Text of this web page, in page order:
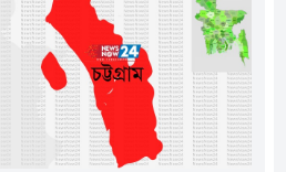
উরু থেকে পুরোপুরি বিচ্ছিন্ন হয়ে যায়।
(৬ আগস্ট) রাত ১০টার দিকে এই দুর্ঘটনা
রাসেল রাঙামাটির কাপ্তাই উপজেলার ২
ইউনিয়নের ৩ নম্বর...